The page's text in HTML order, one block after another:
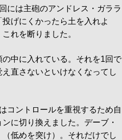
には主砲のアンドレス・ガララ
げにくかったら土を入れよ
れを断りました。
の中に入れている。それを1回で
直さないといけなくなってし
コントロールを重視するため自
に切り換えました。デーブ・
低めを突け）。それだけでし